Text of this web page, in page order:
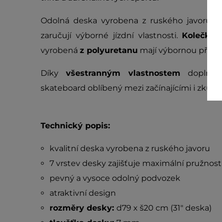
Odolná deska vyrobena z ruského javoru
zaručují výborné jízdní vlastnosti. Kolečka
vyrobená z polyuretanu mají výbornou
Díky všestranným vlastnostem
skateboard oblíbený mezi začínajícími i
Technický popis:
kvalitní deska vyrobena z ruského javoru
7 vrstev desky zajišťuje maximální
pevný a vysoce odolný podvozek
atraktivní design
rozměry desky: d79 x š20 cm (31" deska)